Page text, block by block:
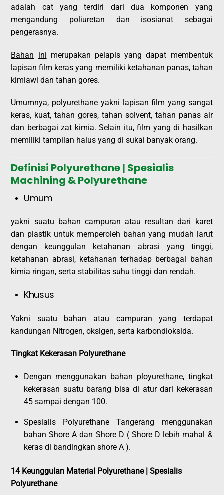
adalah cat yang terdiri dari dua komponen yang
mengandung poliuretan dan isosianat sebagai
pengerasnya.
Bahan ini merupakan pelapis yang dapat membentuk
lapisan film keras yang memiliki ketahanan panas, tahan
kimiawi dan tahan gores.
Umumnya, polyurethane yakni lapisan film yang sangat
keras, kuat, tahan gores, tahan solvent, tahan panas air
dan berbagai zat kimia. Selain itu, film yang di hasilkan
memiliki tampilan halus yang di sukai banyak orang.
Definisi Polyurethane | Spesialis
Machining & Polyurethane
Umum
yakni suatu bahan campuran atau resultan dari karet
dan plastik untuk memperoleh bahan yang mudah larut
dengan keunggulan ketahanan abrasi yang tinggi,
ketahanan abrasi, ketahanan terhadap berbagai bahan
kimia ringan, serta stabilitas suhu tinggi dan rendah.
Khusus
Yakni suatu bahan atau campuran yang terdapat
kandungan Nitrogen, oksigen, serta karbondioksida.
Tingkat Kekerasan Polyurethane
Dengan menggunakan bahan ployurethane, tingkat
kekerasan suatu barang bisa di atur dari kekerasan
45 sampai dengan 100.
Spesialis Polyurethane Tangerang menggunakan
bahan Shore A dan Shore D ( Shore D lebih mahal &
keras di bandingkan shore A ).
14 Keunggulan Material Polyurethane | Spesialis
Polyurethane